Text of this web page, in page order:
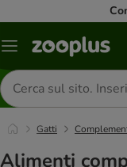
Overview
Cerca
prodotti
Gatti
Alimenti